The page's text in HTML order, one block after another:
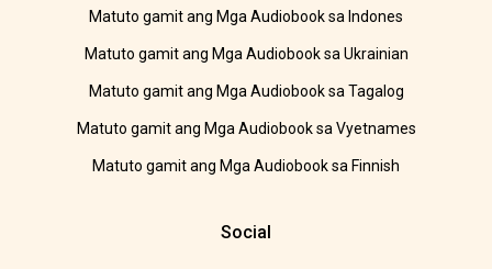
Matuto gamit ang Mga Audiobook sa Indones
Matuto gamit ang Mga Audiobook sa Ukrainian
Matuto gamit ang Mga Audiobook sa Tagalog
Matuto gamit ang Mga Audiobook sa Vyetnames
Matuto gamit ang Mga Audiobook sa Finnish
Social